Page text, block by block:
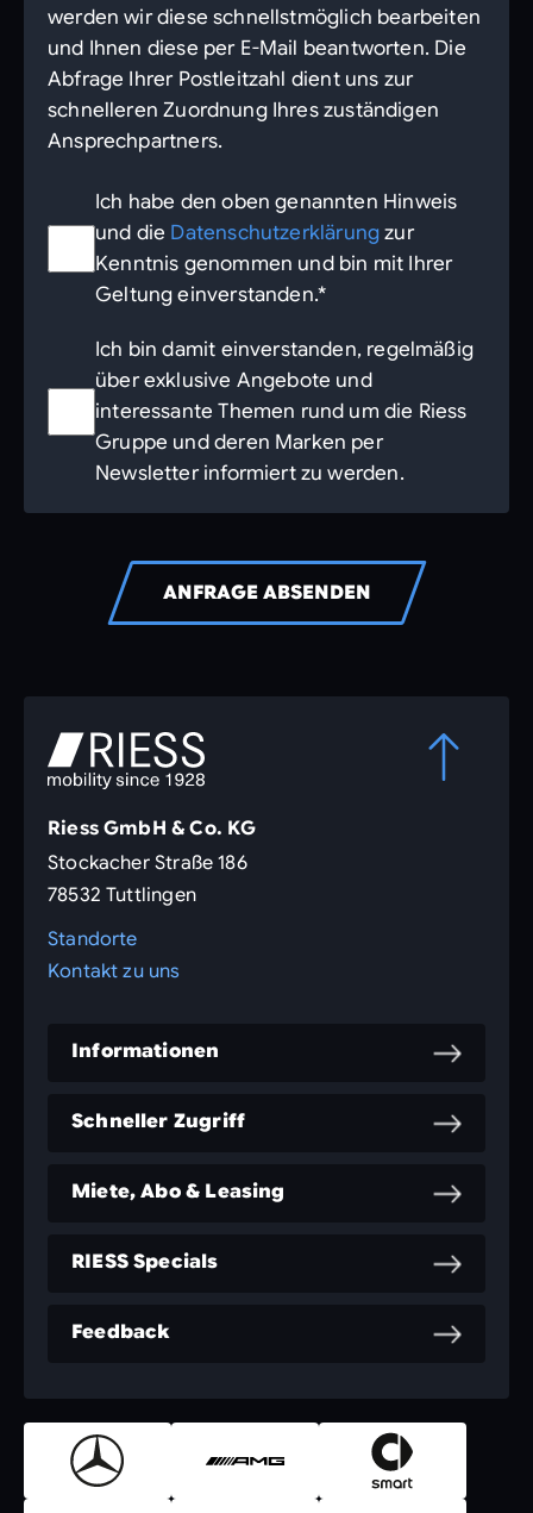
werden wir diese schnellstmöglich bearbeiten
und Ihnen diese per E-Mail beantworten. Die
Abfrage Ihrer Postleitzahl dient uns zur
schnelleren Zuordnung Ihres zuständigen
Ansprechpartners.
Ich habe den oben genannten Hinweis
und die Datenschutzerklärungzur
Kenntnis genommen und bin mit Ihrer
Geltung einverstanden.*
Ich bin damit einverstanden, regelmäßig
über exklusive Angebote und
interessante Themen rund um die Riess
Gruppe und deren Marken per
Newsletter informiert zu werden.
ANFRAGE ABSENDEN
Riess GmbH & Co. KG
Stockacher Straße 186
78532 Tuttlingen
Standorte
Kontakt zu uns
Informationen
Schneller Zugriff
Miete, Abo & Leasing
RIESS Specials
Feedback